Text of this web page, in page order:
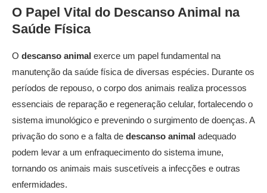
O Papel Vital do Descanso Animal na
Saúde Física
O descanso animal exerce um papel fundamental na
manutenção da saúde física de diversas espécies. Durante os
períodos de repouso, o corpo dos animais realiza processos
essenciais de reparação e regeneração celular, fortalecendo o
sistema imunológico e prevenindo o surgimento de doenças. A
privação do sono e a falta de descanso animal adequado
podem levar a um enfraquecimento do sistema imune,
tornando os animais mais suscetíveis a infecções e outras
enfermidades.